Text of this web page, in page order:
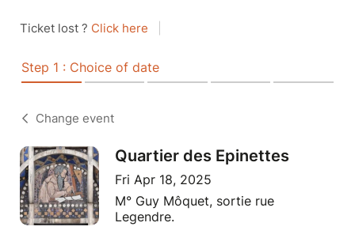
Ticket lost ? Click here
Step 1 : Choice of date
Change event
Quartier des Epinettes
Fri Apr 18, 2025
M° Guy Môquet, sortie rue
Legendre.